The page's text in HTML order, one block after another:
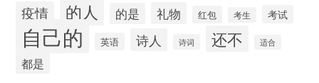
疫情 的人 的是 礼物 红包 考生 考试
自己的 英语 诗人 诗词 还不 适合
都是